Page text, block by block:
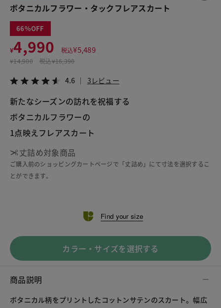
ボタニカルフラワー・タックフレアスカート
66
¥4,990 税込¥5,489
¥14,900 税込¥16,390
4.6 3レビュー
新たなシーズンの訪れを祝福する
ボタニカルフラワーの
1点映えフレアスカート
丈詰め対象商品
ご購入前のショッピングカートページで「丈詰め」にて寸法を選択するこ
とができます。
Find your size
カラー・サイズを選択する
商品説明
ボタニカル柄をプリントしたコットンサテンのスカート。幅広
この商品をシェアする
¥4,990
税込¥5,489
LINE